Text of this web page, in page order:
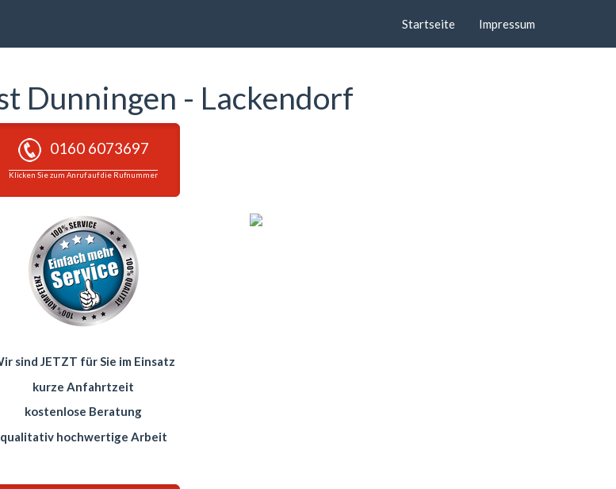
Startseite Impressum
Dunningen - Lackendorf
0160 6073697
Klicken Sie zum Anruf auf die Rufnummer
sind JETZT für Sie im Einsatz
kurze Anfahrtzeit
kostenlose Beratung
qualitativ hochwertige Arbeit